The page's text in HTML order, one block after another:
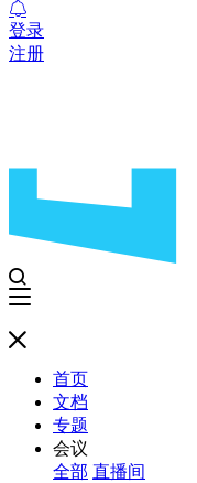
登录
注册
首页
文档
专题
会议
全部 直播间